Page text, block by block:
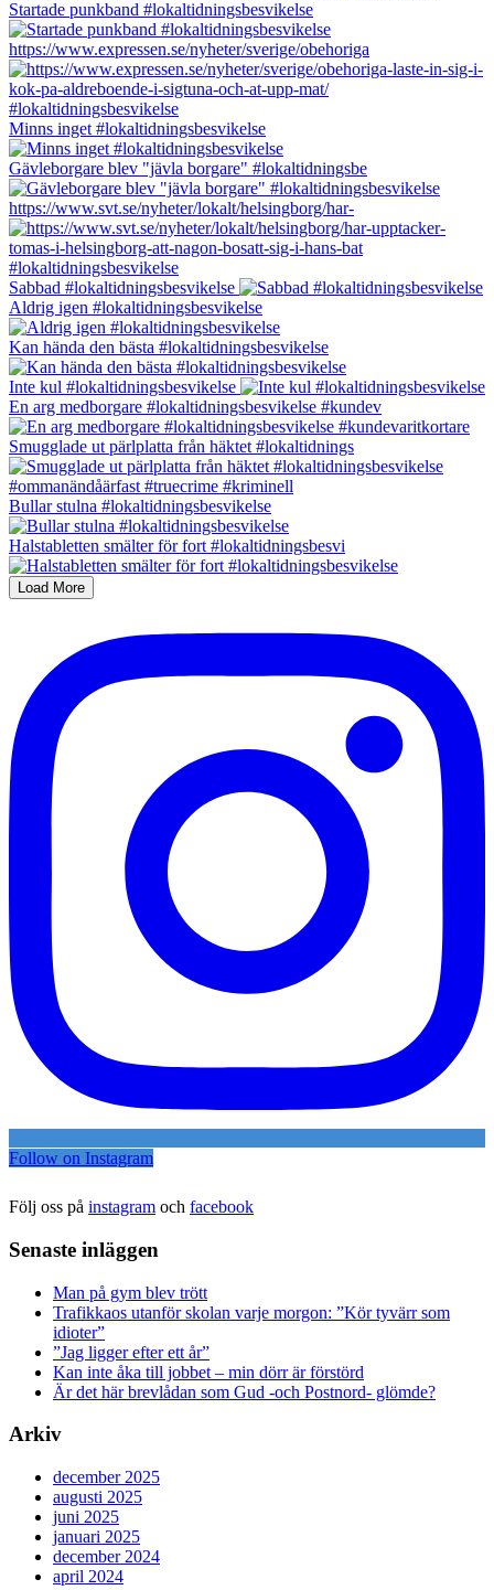
Startade punkband #lokaltidningsbesvikelse
https://www.expressen.se/nyheter/sverige/obehoriga
Minns inget #lokaltidningsbesvikelse
Gävleborgare blev "jävla borgare" #lokaltidningsbe
https://www.svt.se/nyheter/lokalt/helsingborg/har-
Sabbad #lokaltidningsbesvikelse
Aldrig igen #lokaltidningsbesvikelse
Kan hända den bästa #lokaltidningsbesvikelse
Inte kul #lokaltidningsbesvikelse
En arg medborgare #lokaltidningsbesvikelse #kundev
Smugglade ut pärlplatta från häktet #lokaltidnings
Bullar stulna #lokaltidningsbesvikelse
Halstabletten smälter för fort #lokaltidningsbesvi
Load More
Follow on Instagram
Följ oss på instagram och facebook
Senaste inläggen
Man på gym blev trött
Trafikkaos utanför skolan varje morgon: ”Kör tyvärr som
idioter”
”Jag ligger efter ett år”
Kan inte åka till jobbet – min dörr är förstörd
Är det här brevlådan som Gud -och Postnord- glömde?
Arkiv
december 2025
augusti 2025
juni 2025
januari 2025
december 2024
april 2024